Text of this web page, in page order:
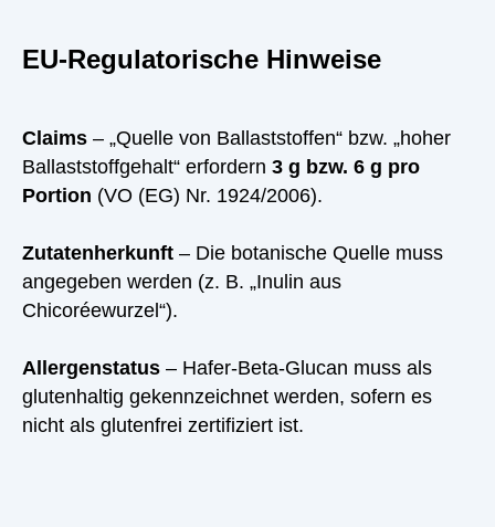
EU-Regulatorische Hinweise
Claims – „Quelle von Ballaststoffen“ bzw. „hoher
Ballaststoffgehalt“ erfordern 3 g bzw. 6 g pro
Portion (VO (EG) Nr. 1924/2006).
Zutatenherkunft – Die botanische Quelle muss
angegeben werden (z. B. „Inulin aus
Chicoréewurzel“).
Allergenstatus – Hafer-Beta-Glucan muss als
glutenhaltig gekennzeichnet werden, sofern es
nicht als glutenfrei zertifiziert ist.